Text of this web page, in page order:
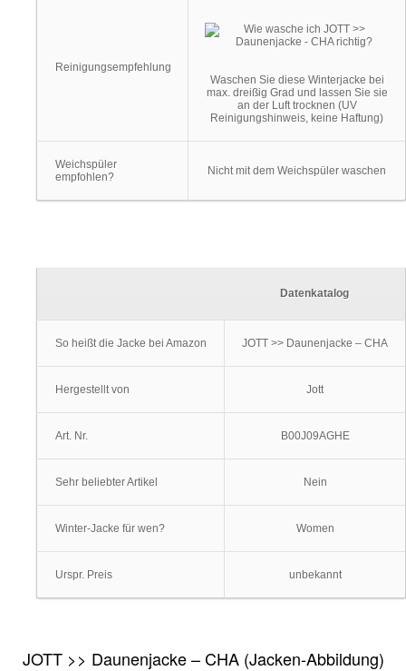
Reinigungsempfehlung
Waschen Sie diese Winterjacke bei
max. dreißig Grad und lassen Sie sie
an der Luft trocknen (UV
Reinigungshinweis, keine Haftung)
Weichspüler
empfohlen?
Nicht mit dem Weichspüler waschen
Datenkatalog
So heißt die Jacke bei Amazon JOTT >> Daunenjacke – CHA
Hergestellt von Jott
Art. Nr. B00J09AGHE
Sehr beliebter Artikel Nein
Winter-Jacke für wen? Women
Urspr. Preis unbekannt
JOTT >> Daunenjacke – CHA (Jacken-Abbildung)